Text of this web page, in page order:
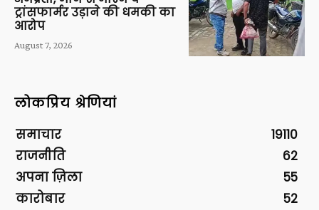
ट्रांसफार्मर उड़ाने की धमकी का
आरोप
August 7, 2026
लोकप्रिय श्रेणियां
समाचार
19110
राजनीति
62
अपना ज़िला
55
कारोबार
52